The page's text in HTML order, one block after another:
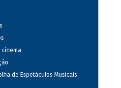
cinema
de Espetáculos Musicais